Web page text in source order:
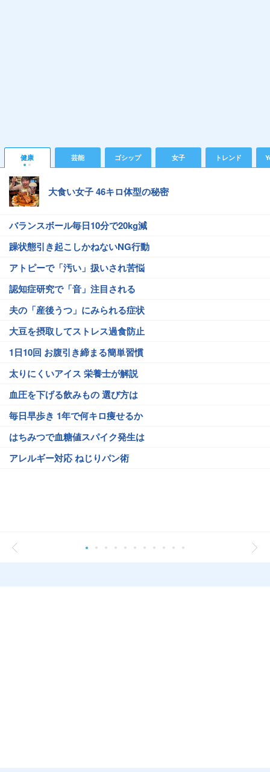
健康 芸能 ゴシップ 女子 トレンド
大食い女子 46キロ体型の秘密
バランスボール毎日10分で20kg減
躁状態引き起こしかねないNG行動
アトピーで「汚い」扱いされ苦悩
認知症研究で「音」注目される
夫の「産後うつ」にみられる症状
大豆を摂取してストレス過食防止
1日10回 お腹引き締まる簡単習慣
太りにくいアイス 栄養士が解説
血圧を下げる飲みもの 選び方は
毎日早歩き 1年で何キロ痩せるか
はちみつで血糖値スパイク発生は
アレルギー対応 ねじりパン術